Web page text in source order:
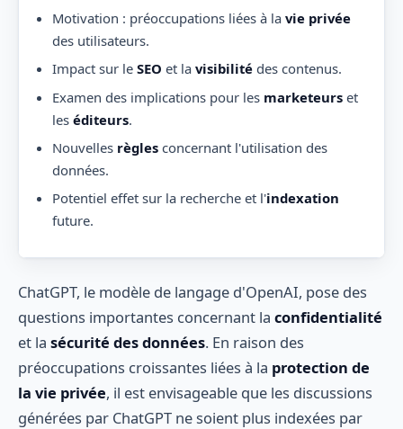
Motivation : préoccupations liées à la vie privée
des utilisateurs.
Impact sur le SEO et la visibilitédes contenus.
Examen des implications pour les marketeurset
les éditeurs.
Nouvelles règlesconcernant l'utilisation des
données.
Potentiel effet sur la recherche et l'indexation
future.
ChatGPT, le modèle de langage d'OpenAI, pose des
questions importantes concernant la confidentialité
et la sécurité des données. En raison des
préoccupations croissantes liées à la protection de
la vie privée, il est envisageable que les discussions
générées par ChatGPT ne soient plus indexées par